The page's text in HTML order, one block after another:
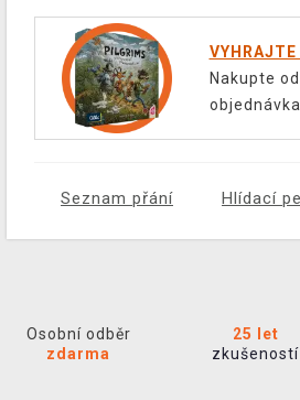
Nakupte
Seznam přání Hlídací
Osobní odběr
zdarma
25 let
zkušeností